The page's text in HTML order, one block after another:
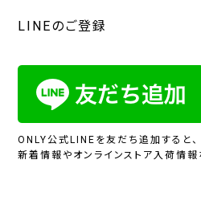
LINEのご登録
ONLY公式LINEを友だち追加すると、
新着情報やオンラインストア入荷情報